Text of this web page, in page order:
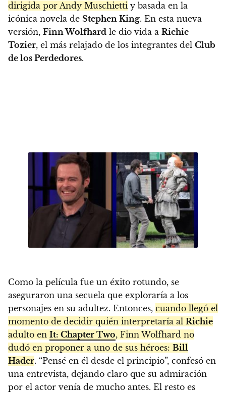
dirigida por Andy Muschiettiy basada en la
icónica novela de Stephen King. En esta nueva
versión, Finn Wolfhard le dio vida a Richie
Tozier, el más relajado de los integrantes del Club
de los Perdedores.
Como la película fue un éxito rotundo, se
aseguraron una secuela que exploraría a los
personajes en su adultez. Entonces, cuando llegó el
momento de decidir quién interpretaría al Richie
adulto en It: Chapter Two, Finn Wolfhard no
dudó en proponer a uno de sus héroes: Bill
Hader. “Pensé en él desde el principio”, confesó en
una entrevista, dejando claro que su admiración
por el actor venía de mucho antes. El resto es